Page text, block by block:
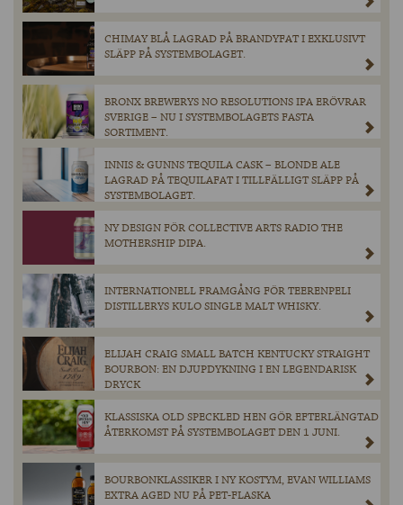
CHIMAY BLÅ LAGRAD PÅ BRANDYFAT I EXKLUSIVT
SLÄPP PÅ SYSTEMBOLAGET.
BRONX BREWERYS NO RESOLUTIONS IPA ERÖVRAR
SVERIGE – NU I SYSTEMBOLAGETS FASTA
SORTIMENT.
INNIS & GUNNS TEQUILA CASK – BLONDE ALE
LAGRAD PÅ TEQUILAFAT I TILLFÄLLIGT SLÄPP PÅ
SYSTEMBOLAGET.
NY DESIGN FÖR COLLECTIVE ARTS RADIO THE
MOTHERSHIP DIPA.
INTERNATIONELL FRAMGÅNG FÖR TEERENPELI
DISTILLERYS KULO SINGLE MALT WHISKY.
ELIJAH CRAIG SMALL BATCH KENTUCKY STRAIGHT
BOURBON: EN DJUPDYKNING I EN LEGENDARISK
DRYCK
KLASSISKA OLD SPECKLED HEN GÖR EFTERLÄNGTAD
ÅTERKOMST PÅ SYSTEMBOLAGET DEN 1 JUNI.
BOURBONKLASSIKER I NY KOSTYM, EVAN WILLIAMS
EXTRA AGED NU PÅ PET-FLASKA